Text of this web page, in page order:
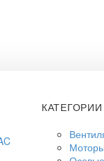
КАТЕГОРИИ